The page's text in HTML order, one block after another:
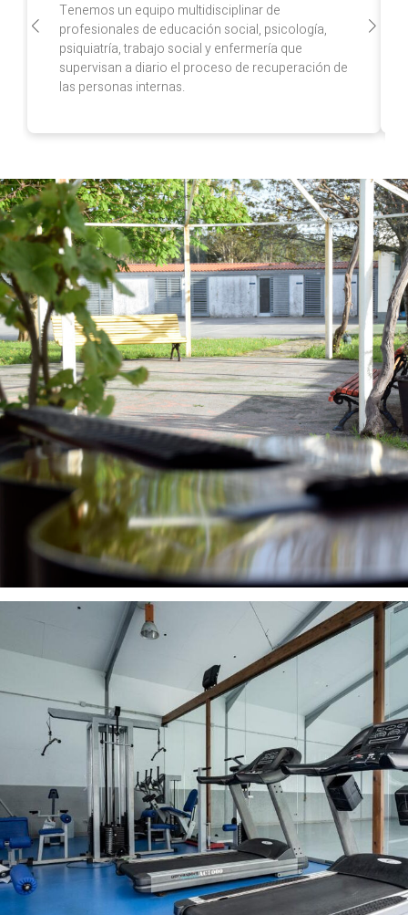
Tenemos un equipo multidisciplinar de
profesionales de educación social, psicología,
psiquiatría, trabajo social y enfermería que
supervisan a diario el proceso de recuperación de
las personas internas.